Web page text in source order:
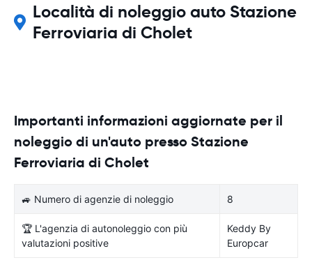
Località di noleggio auto Stazione
Ferroviaria di Cholet
Importanti informazioni aggiornate per il
noleggio di un'auto presso Stazione
Ferroviaria di Cholet
🚙 Numero di agenzie di noleggio 8
🏆 L'agenzia di autonoleggio con più
valutazioni positive
Keddy By
Europcar